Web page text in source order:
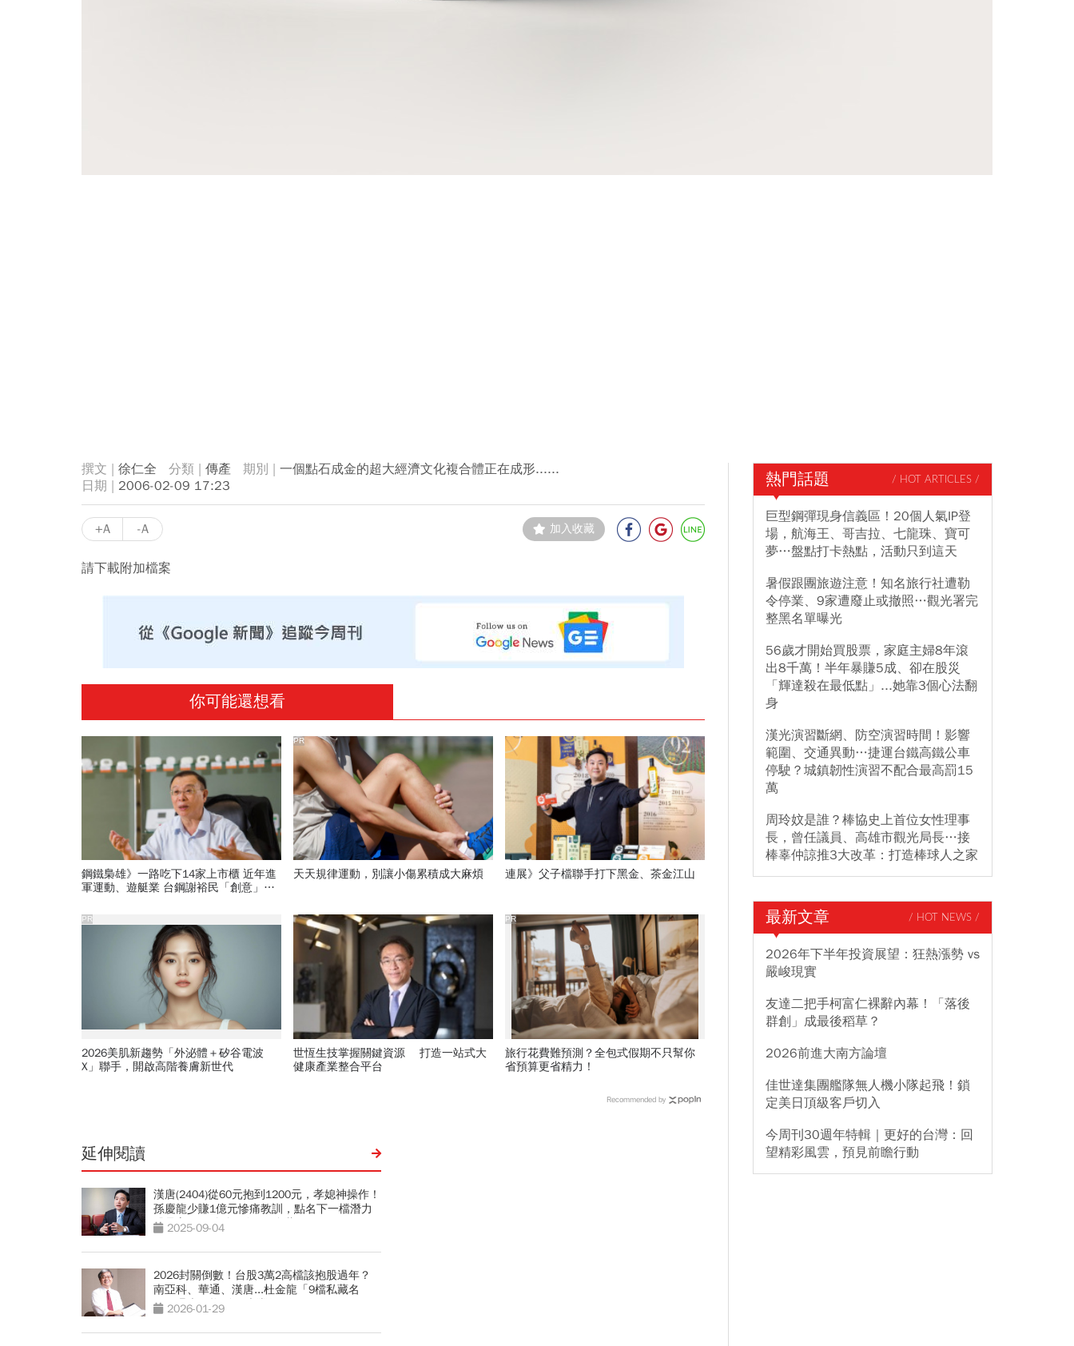
徐仁全 傳產
一個點石成金的超大經濟文化複合體正在成形......
2006-02-09 17:23
+A -A 加入收藏
請下載附加檔案
你可能還想看
鋼鐵梟雄》一路吃下14家上市櫃 近年進
軍運動、遊艇業 台鋼謝裕民「創意」奪
天天規律運動，別讓小傷累積成大麻煩
PR
連展》父子檔聯手打下黑金、茶金江山
2026美肌新趨勢「外泌體＋矽谷電波
X」聯手，開啟高階養膚新世代
PR
世恆生技掌握關鍵資源 打造一站式大
健康產業整合平台
旅行花費難預測？全包式假期不只幫你
省預算更省精力！
PR
Recommended by
延伸閱讀
漢唐(2404)從60元抱到1200元，孝媳神操作！
孫慶龍少賺1億元慘痛教訓，點名下一檔潛力
股是它，已默默買進400多萬
2025-09-04
2026封關倒數！台股3萬2高檔該抱股過年？
南亞科、華通、漢唐...杜金龍「9檔私藏名
單」曝光：抱到Q4大豐收
2026-01-29
熱門話題 / HOT ARTICLES /
巨型鋼彈現身信義區！20個人氣IP登
場，航海王、哥吉拉、七龍珠、寶可
夢…盤點打卡熱點，活動只到這天
暑假跟團旅遊注意！知名旅行社遭勒
令停業、9家遭廢止或撤照…觀光署完
整黑名單曝光
56歲才開始買股票，家庭主婦8年滾
出8千萬！半年暴賺5成、卻在股災
「輝達殺在最低點」...她靠3個心法翻
身
漢光演習斷網、防空演習時間！影響
範圍、交通異動…捷運台鐵高鐵公車
停駛？城鎮韌性演習不配合最高罰15
萬
周玲妏是誰？棒協史上首位女性理事
長，曾任議員、高雄市觀光局長…接
棒辜仲諒推3大改革：打造棒球人之家
最新文章 / HOT NEWS /
2026年下半年投資展望：狂熱漲勢 vs
嚴峻現實
友達二把手柯富仁裸辭內幕！「落後
群創」成最後稻草？
2026前進大南方論壇
佳世達集團艦隊無人機小隊起飛！鎖
定美日頂級客戶切入
今周刊30週年特輯｜更好的台灣：回
望精彩風雲，預見前瞻行動